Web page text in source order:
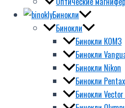
Бинокли
Бинокли
Бинокли КОМЗ
Бинокли
Бинокли Nikon
Бинокли Pentax
Бинокли